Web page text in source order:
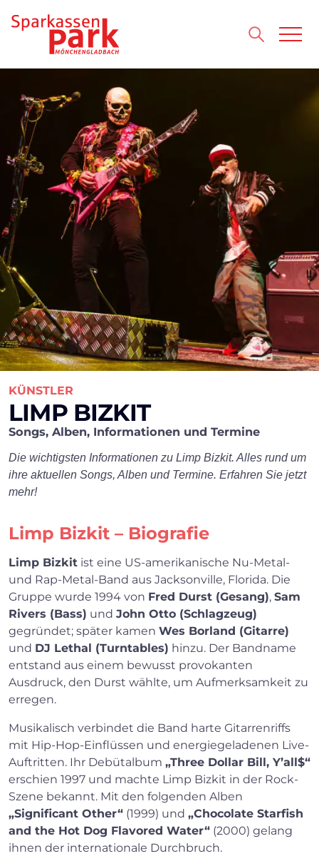
KÜNSTLER
LIMP BIZKIT
Songs, Alben, Informationen und Termine
Die wichtigsten Informationen zu Limp Bizkit. Alles rund um
ihre aktuellen Songs, Alben und Termine. Erfahren Sie jetzt
mehr!
Limp Bizkit – Biografie
Limp Bizkit ist eine US-amerikanische Nu-Metal-
und Rap-Metal-Band aus Jacksonville, Florida. Die
Gruppe wurde 1994 von Fred Durst (Gesang), Sam
Rivers (Bass) und John Otto (Schlagzeug)
gegründet; später kamen Wes Borland (Gitarre)
und DJ Lethal (Turntables) hinzu. Der Bandname
entstand aus einem bewusst provokanten
Ausdruck, den Durst wählte, um Aufmerksamkeit zu
erregen.
Musikalisch verbindet die Band harte Gitarrenriffs
mit Hip-Hop-Einflüssen und energiegeladenen Live-
Auftritten. Ihr Debütalbum „Three Dollar Bill, Y’all$“
erschien 1997 und machte Limp Bizkit in der Rock-
Szene bekannt. Mit den folgenden Alben
„Significant Other“ (1999) und „Chocolate Starfish
and the Hot Dog Flavored Water“ (2000) gelang
ihnen der internationale Durchbruch.